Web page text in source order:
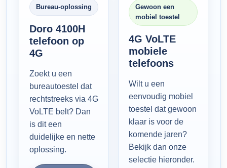
Bureau-oplossing
Doro 4100H
telefoon op
4G
Zoekt u een
bureautoestel dat
rechtstreeks via 4G
VoLTE belt? Dan
is dit een
duidelijke en nette
oplossing.
Gewoon een
mobiel toestel
4G VoLTE
mobiele
telefoons
Wilt u een
eenvoudig mobiel
toestel dat gewoon
klaar is voor de
komende jaren?
Bekijk dan onze
selectie hieronder.